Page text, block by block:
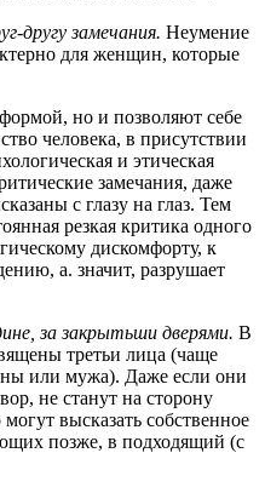
другу замечания. Неумение
для женщин, которые
но и позволяют себе
человека, в присутствии
и этическая
замечания, даже
с глазу на глаз. Тем
резкая критика одного
дискомфорту, к
а. значит, разрушает
за закрытьши дверями. В
третьи лица (чаще
или мужа). Даже если они
не станут на сторону
высказать собственное
позже, в подходящий (с